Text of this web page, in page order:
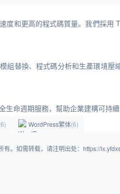
度和更高的程式碼質量。我們採
組替換、程式碼分析和生產環境
生命週期服務，幫助企業建構可持續
WordPress繁体(6)
。如需转载，请注明出处：https://